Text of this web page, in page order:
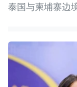
泰国与柬埔寨边